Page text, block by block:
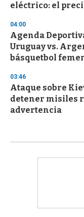
eléctrico: el
04:00
Agenda
Uruguay vs.
básquetbol
03:46
Ataque sobre
detener misiles
advertencia